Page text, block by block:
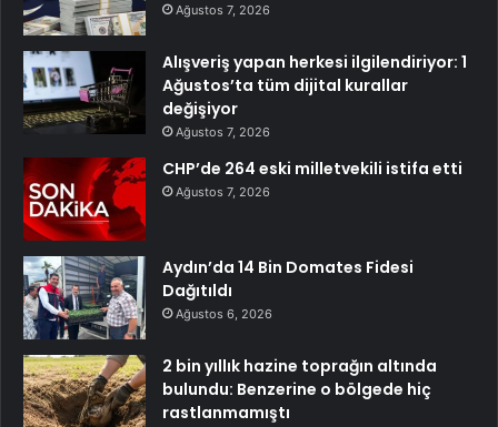
Ağustos 7, 2026
Alışveriş yapan herkesi ilgilendiriyor: 1
Ağustos’ta tüm dijital kurallar
değişiyor
Ağustos 7, 2026
CHP’de 264 eski milletvekili istifa etti
Ağustos 7, 2026
Aydın’da 14 Bin Domates Fidesi
Dağıtıldı
Ağustos 6, 2026
2 bin yıllık hazine toprağın altında
bulundu: Benzerine o bölgede hiç
rastlanmamıştı